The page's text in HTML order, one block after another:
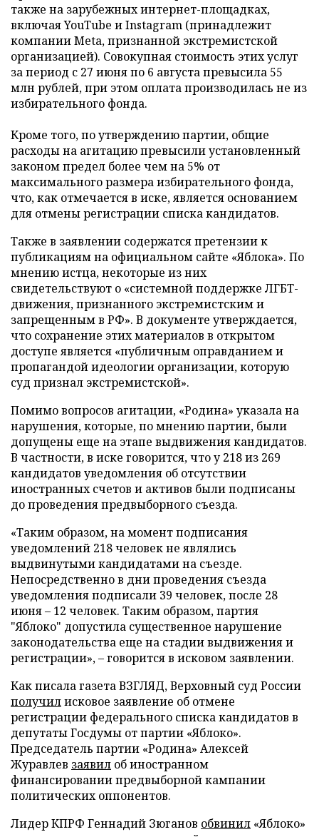
также на зарубежных интернет-площадках,
включая YouTube и Instagram (принадлежит
компании Meta, признанной экстремистской
организацией). Совокупная стоимость этих услуг
за период с 27 июня по 6 августа превысила 55
млн рублей, при этом оплата производилась не из
избирательного фонда.
Кроме того, по утверждению партии, общие
расходы на агитацию превысили установленный
законом предел более чем на 5% от
максимального размера избирательного фонда,
что, как отмечается в иске, является основанием
для отмены регистрации списка кандидатов.
Также в заявлении содержатся претензии к
публикациям на официальном сайте «Яблока». По
мнению истца, некоторые из них
свидетельствуют о «системной поддержке ЛГБТ-
движения, признанного экстремистским и
запрещенным в РФ». В документе утверждается,
что сохранение этих материалов в открытом
доступе является «публичным оправданием и
пропагандой идеологии организации, которую
суд признал экстремистской».
Помимо вопросов агитации, «Родина» указала на
нарушения, которые, по мнению партии, были
допущены еще на этапе выдвижения кандидатов.
В частности, в иске говорится, что у 218 из 269
кандидатов уведомления об отсутствии
иностранных счетов и активов были подписаны
до проведения предвыборного съезда.
«Таким образом, на момент подписания
уведомлений 218 человек не являлись
выдвинутыми кандидатами на съезде.
Непосредственно в дни проведения съезда
уведомления подписали 39 человек, после 28
июня – 12 человек. Таким образом, партия
"Яблоко" допустила существенное нарушение
законодательства еще на стадии выдвижения и
регистрации», – говорится в исковом заявлении.
Как писала газета ВЗГЛЯД, Верховный суд России
получилисковое заявление об отмене
регистрации федерального списка кандидатов в
депутаты Госдумы от партии «Яблоко».
Председатель партии «Родина» Алексей
Журавлев заявил об иностранном
финансировании предвыборной кампании
политических оппонентов.
Лидер КПРФ Геннадий Зюганов обвинил «Яблоко»